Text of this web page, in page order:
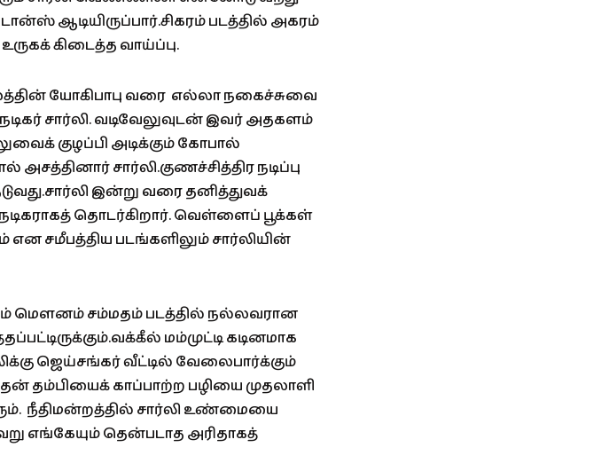
ஆடியிருப்பார்.சிகரம் படத்தில் அகரம்
கிடைத்த வாய்ப்பு.
யோகிபாபு வரை எல்லா நகைச்சுவை
சார்லி. வடிவேலுவுடன் இவர் அதகளம்
குழப்பி அடிக்கும் கோபால்
சார்லி.குணச்சித்திர நடிப்பு
இன்று வரை தனித்துவக்
தொடர்கிறார். வெள்ளைப் பூக்கள்
சமீபத்திய படங்களிலும் சார்லியின்
மௌனம் சம்மதம் படத்தில் நல்லவரான
மம்முட்டி கடினமாக
ஜெய்சங்கர் வீட்டில் வேலைபார்க்கும்
தன் தம்பியைக் காப்பாற்ற பழியை முதலாளி
நீதிமன்றத்தில் சார்லி உண்மையை
எங்கேயும் தென்படாத அரிதாகத்